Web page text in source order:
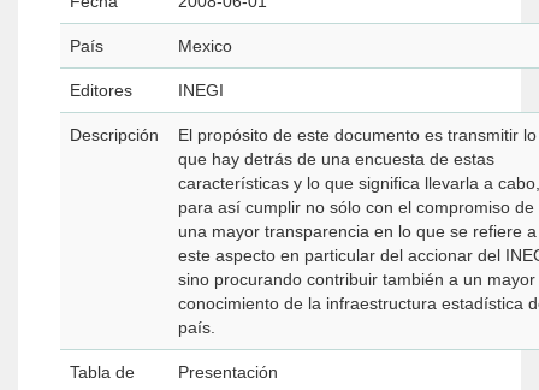
País Mexico
Editores INEGI
Descripción
El propósito de este documento es transmitir lo
que hay detrás de una encuesta de estas
características y lo que significa llevarla a cabo,
para así cumplir no sólo con el compromiso de
una mayor transparencia en lo que se refiere a
este aspecto en particular del accionar del
sino procurando contribuir también a un mayor
conocimiento de la infraestructura estadística
país.
Tabla de
Presentación